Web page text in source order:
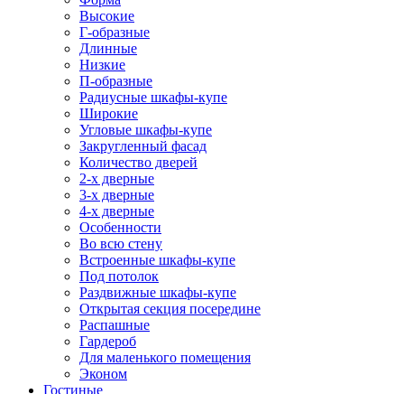
Высокие
Г-образные
Длинные
Низкие
П-образные
Радиусные шкафы-купе
Широкие
Угловые шкафы-купе
Закругленный фасад
Количество дверей
2-х дверные
3-х дверные
4-х дверные
Особенности
Во всю стену
Встроенные шкафы-купе
Под потолок
Раздвижные шкафы-купе
Открытая секция посередине
Распашные
Гардероб
Для маленького помещения
Эконом
Гостиные